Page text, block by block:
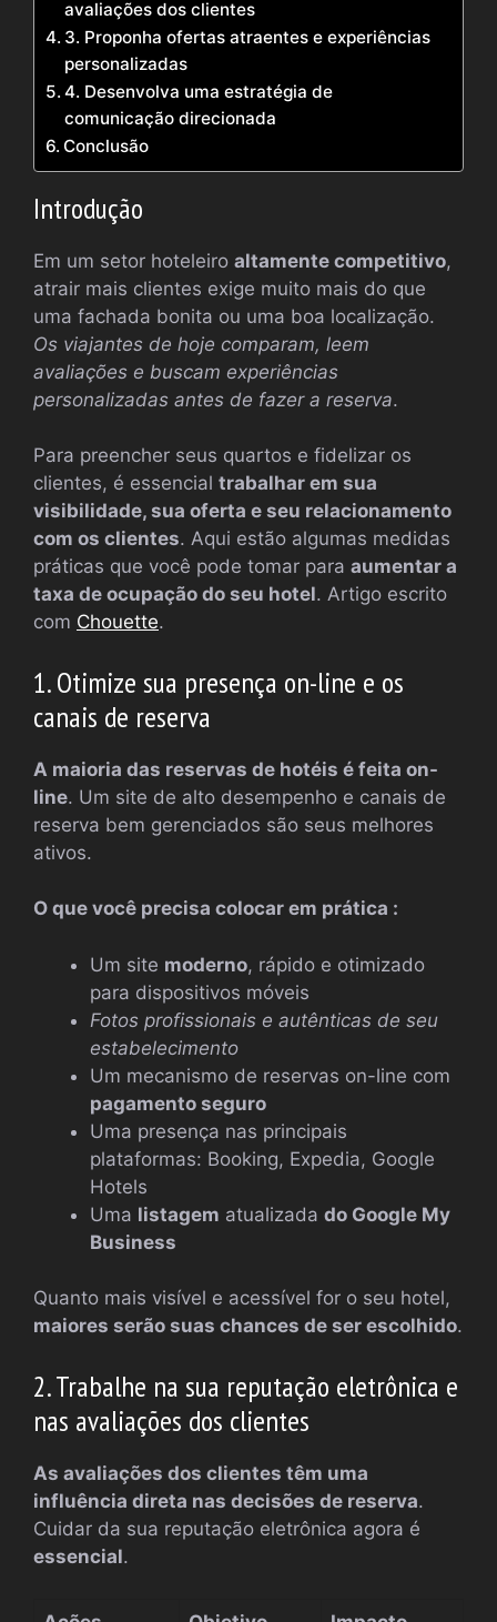
avaliações dos clientes
3. Proponha ofertas atraentes e experiências
personalizadas
4. Desenvolva uma estratégia de
comunicação direcionada
Conclusão
Introdução
Em um setor hoteleiro altamente competitivo,
atrair mais clientes exige muito mais do que
uma fachada bonita ou uma boa localização.
Os viajantes de hoje comparam, leem
avaliações e buscam experiências
personalizadas antes de fazer a reserva.
Para preencher seus quartos e fidelizar os
clientes, é essencial trabalhar em sua
visibilidade, sua oferta e seu relacionamento
com os clientes. Aqui estão algumas medidas
práticas que você pode tomar para aumentar a
taxa de ocupação do seu hotel. Artigo escrito
com Chouette.
1. Otimize sua presença on-line e os
canais de reserva
A maioria das reservas de hotéis é feita on-
line. Um site de alto desempenho e canais de
reserva bem gerenciados são seus melhores
ativos.
O que você precisa colocar em prática :
Um site moderno, rápido e otimizado
para dispositivos móveis
Fotos profissionais e autênticas de seu
estabelecimento
Um mecanismo de reservas on-line com
pagamento seguro
Uma presença nas principais
plataformas: Booking, Expedia, Google
Hotels
Uma listagem atualizada do Google My
Business
Quanto mais visível e acessível for o seu hotel,
maiores serão suas chances de ser escolhido.
2. Trabalhe na sua reputação eletrônica e
nas avaliações dos clientes
As avaliações dos clientes têm uma
influência direta nas decisões de reserva.
Cuidar da sua reputação eletrônica agora é
essencial.